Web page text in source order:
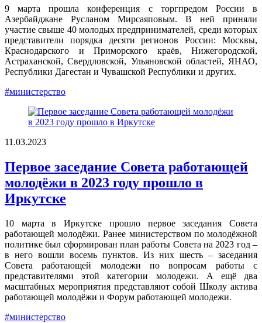
9 марта прошла конференция с торгпредом России в
Азербайджане Русланом Мирсаяповым. В ней приняли
участие свыше 40 молодых предпринимателей, среди которых
представители порядка десяти регионов России: Москвы,
Краснодарского и Приморского краёв, Нижегородской,
Астраханской, Свердловской, Ульяновской областей, ЯНАО,
Республики Дагестан и Чувашской Республики и других.
#министерство
11.03.2023
Первое заседание Совета работающей
молодёжи в 2023 году прошло в
Иркутске
10 марта в Иркутске прошло первое заседания Совета
работающей молодёжи. Ранее министерством по молодёжной
политике был сформирован план работы Совета на 2023 год –
в него вошли восемь пунктов. Из них шесть – заседания
Совета работающей молодежи по вопросам работы с
представителями этой категории молодежи. А ещё два
масштабных мероприятия представляют собой Школу актива
работающей молодёжи и Форум работающей молодежи.
#министерство